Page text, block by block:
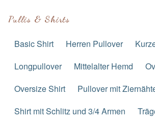
Pullis & Shirts
Basic Shirt Herren Pullover
Longpullover
Mittelalter Hemd
Oversize Shirt
Pullover mit
Shirt mit Schlitz und 3/4 Armen